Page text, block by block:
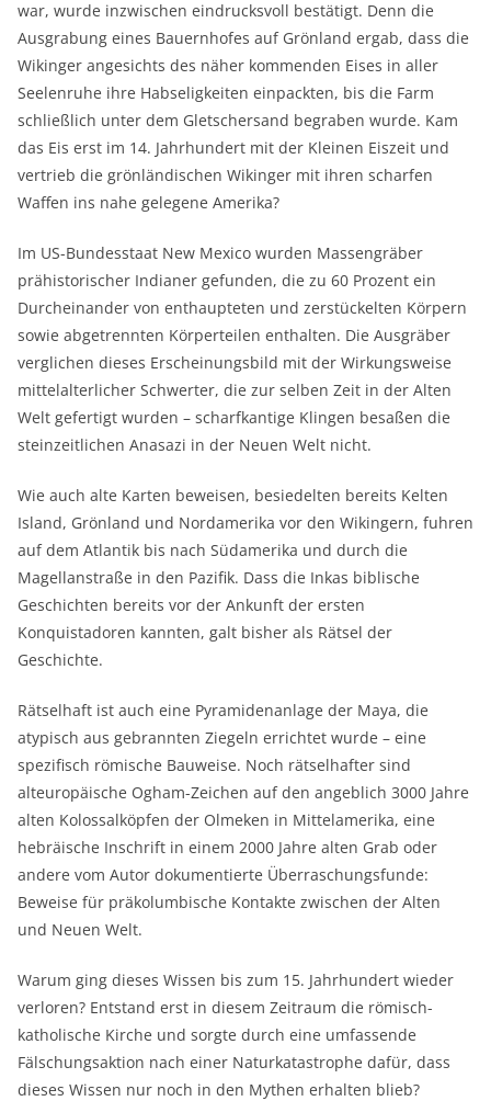
war, wurde inzwischen eindrucksvoll bestätigt. Denn die
Ausgrabung eines Bauernhofes auf Grönland ergab, dass die
Wikinger angesichts des näher kommenden Eises in aller
Seelenruhe ihre Habseligkeiten einpackten, bis die Farm
schließlich unter dem Gletschersand begraben wurde. Kam
das Eis erst im 14. Jahrhundert mit der Kleinen Eiszeit und
vertrieb die grönländischen Wikinger mit ihren scharfen
Waffen ins nahe gelegene Amerika?
Im US-Bundesstaat New Mexico wurden Massengräber
prähistorischer Indianer gefunden, die zu 60 Prozent ein
Durcheinander von enthaupteten und zerstückelten Körpern
sowie abgetrennten Körperteilen enthalten. Die Ausgräber
verglichen dieses Erscheinungsbild mit der Wirkungsweise
mittelalterlicher Schwerter, die zur selben Zeit in der Alten
Welt gefertigt wurden – scharfkantige Klingen besaßen die
steinzeitlichen Anasazi in der Neuen Welt nicht.
Wie auch alte Karten beweisen, besiedelten bereits Kelten
Island, Grönland und Nordamerika vor den Wikingern, fuhren
auf dem Atlantik bis nach Südamerika und durch die
Magellanstraße in den Pazifik. Dass die Inkas biblische
Geschichten bereits vor der Ankunft der ersten
Konquistadoren kannten, galt bisher als Rätsel der
Geschichte.
Rätselhaft ist auch eine Pyramidenanlage der Maya, die
atypisch aus gebrannten Ziegeln errichtet wurde – eine
spezifisch römische Bauweise. Noch rätselhafter sind
alteuropäische Ogham-Zeichen auf den angeblich 3000 Jahre
alten Kolossalköpfen der Olmeken in Mittelamerika, eine
hebräische Inschrift in einem 2000 Jahre alten Grab oder
andere vom Autor dokumentierte Überraschungsfunde:
Beweise für präkolumbische Kontakte zwischen der Alten
und Neuen Welt.
Warum ging dieses Wissen bis zum 15. Jahrhundert wieder
verloren? Entstand erst in diesem Zeitraum die römisch-
katholische Kirche und sorgte durch eine umfassende
Fälschungsaktion nach einer Naturkatastrophe dafür, dass
dieses Wissen nur noch in den Mythen erhalten blieb?